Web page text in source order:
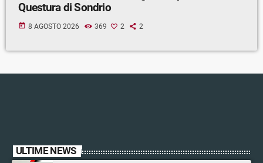
Questura di Sondrio
today 8 AGOSTO 2026 369 2 2
ULTIME NEWS